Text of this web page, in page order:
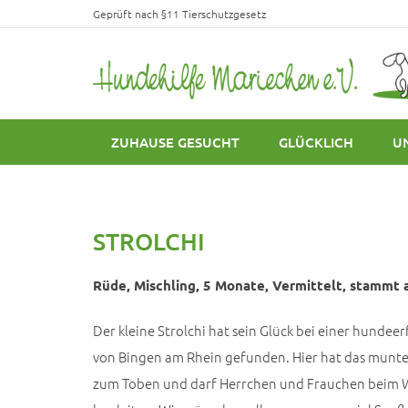
Geprüft nach §11 Tierschutzgesetz
ZUHAUSE GESUCHT GLÜCKLICH
STROLCHI
Rüde, Mischling, 5 Monate, Vermittelt, stammt
Der kleine Strolchi hat sein Glück bei einer
von Bingen am Rhein gefunden. Hier hat das
zum Toben und darf Herrchen und Frauchen beim